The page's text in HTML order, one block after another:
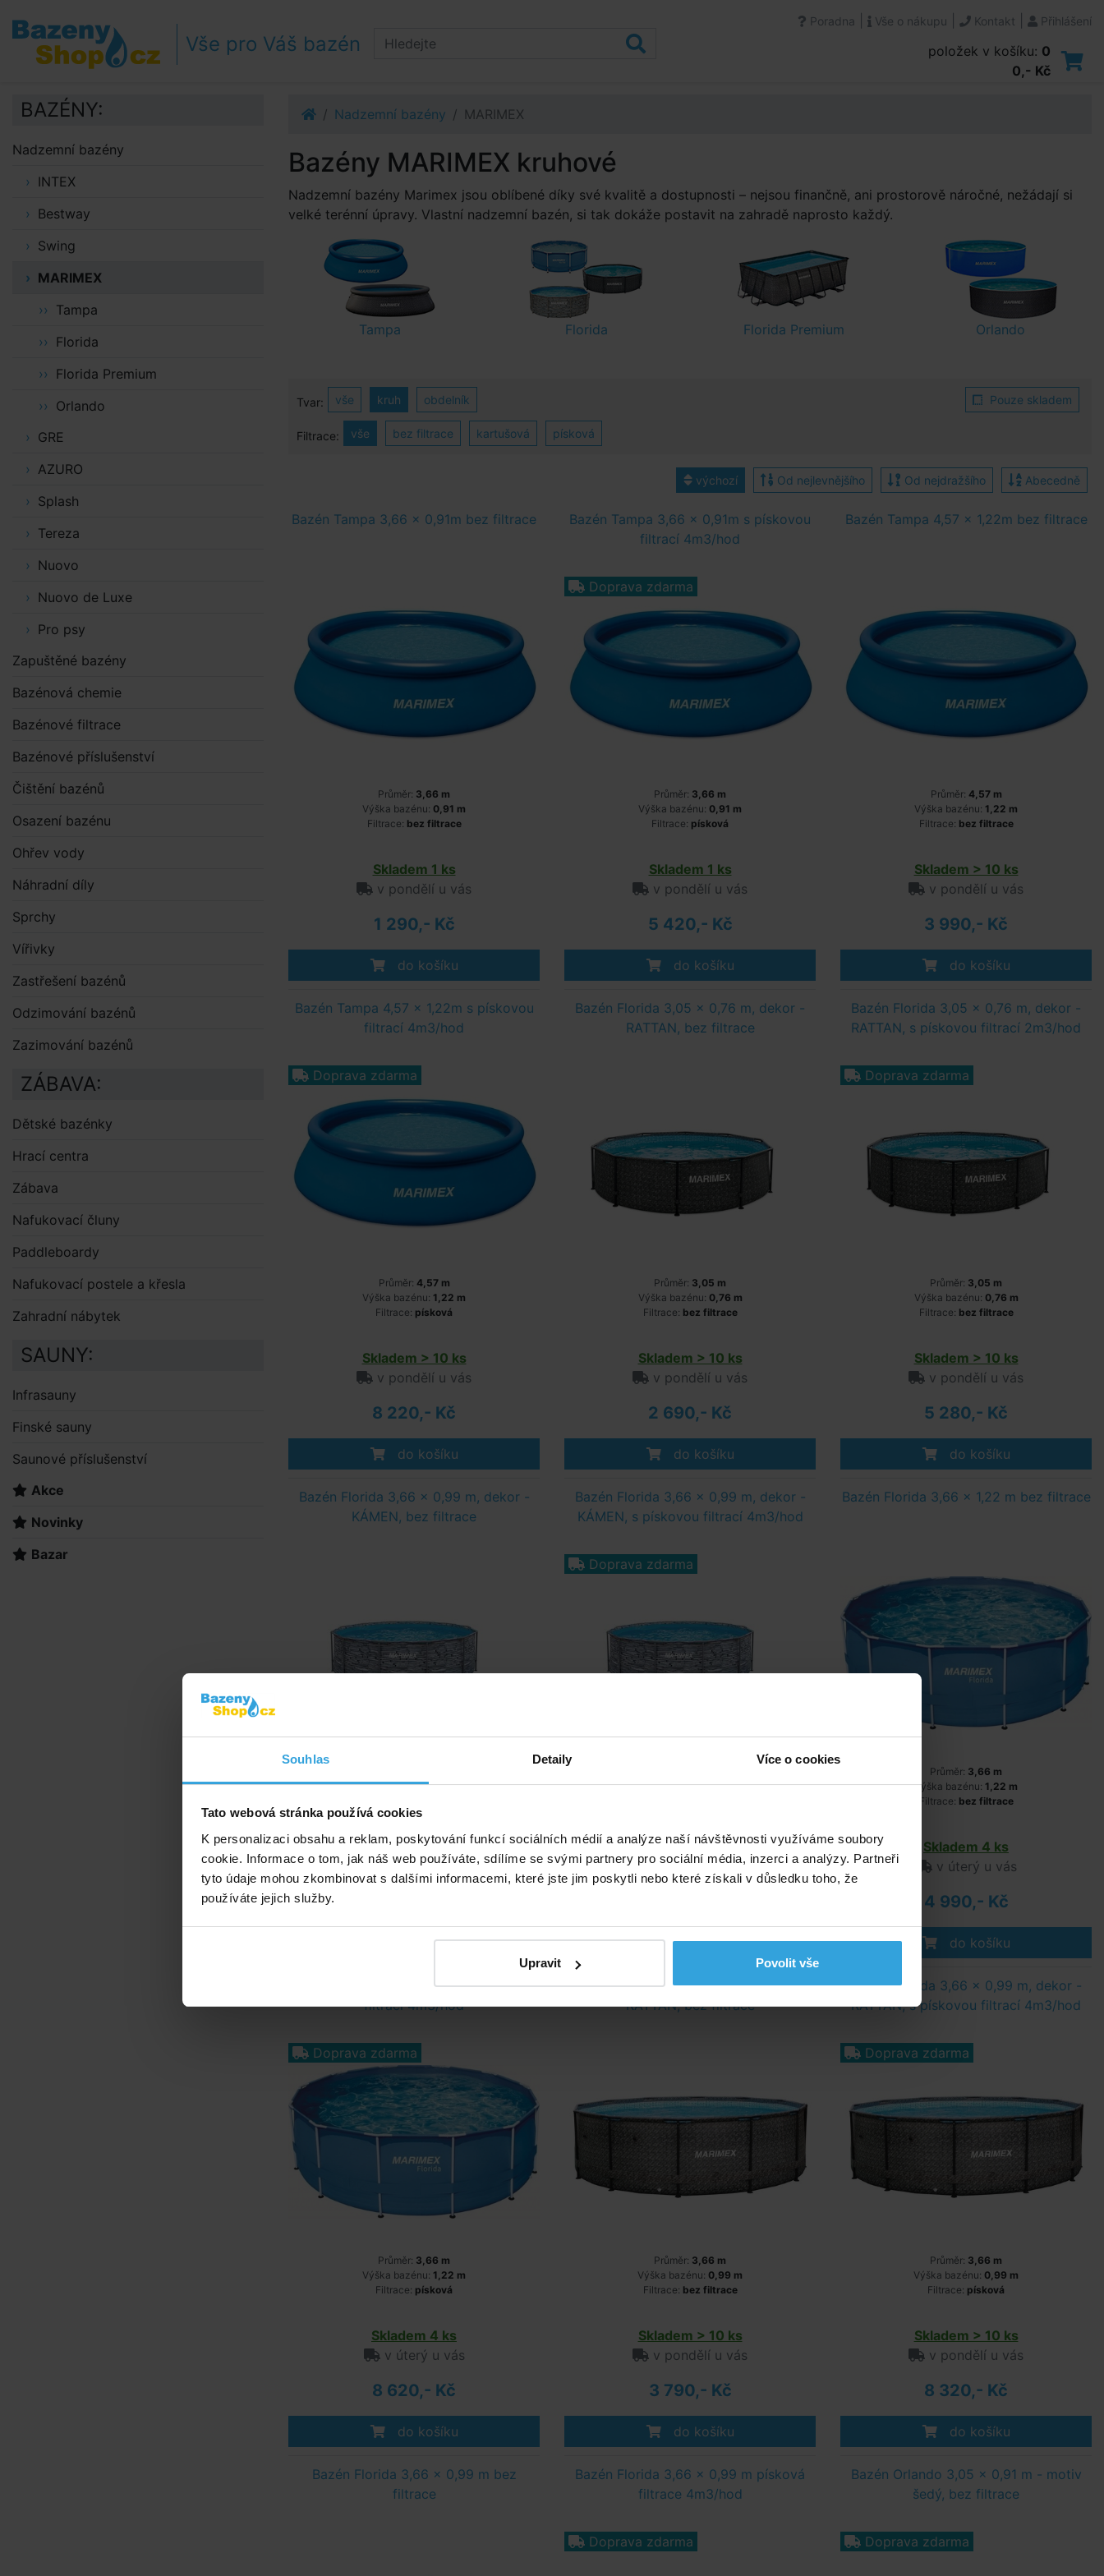
Souhlas Detaily Více o cookies
Tato webová stránka používá cookies
K personalizaci obsahu a reklam, poskytování funkcí sociálních médií a analýze naší návštěvnosti využíváme soubory
cookie. Informace o tom, jak náš web používáte, sdílíme se svými partnery pro sociální média, inzerci a analýzy. Partneři
tyto údaje mohou zkombinovat s dalšími informacemi, které jste jim poskytli nebo které získali v důsledku toho, že
používáte jejich služby.
Upravit Povolit vše
Přejít na obsah
Přejít k postrannímu sloupci
Klávesové zkratky
Vše pro Váš bazén
Poradna Vše o nákupu Kontakt Přihlášení
položek v košíku: 0
0,- Kč
Nadzemní bazény MARIMEX
Bazény MARIMEX kruhové
Nadzemní bazény Marimex jsou oblíbené díky své kvalitě a dostupnosti – nejsou finančně, ani prostorově náročné, nežádají si
velké terénní úpravy. Vlastní nadzemní bazén, si tak dokáže postavit na zahradě naprosto každý.
Tampa Florida Florida Premium Orlando
Tvar: vše kruh obdelník Pouze skladem
Filtrace: vše bez filtrace kartušová písková
výchozí Od nejlevnějšího Od nejdražšího Abecedně
Bazén Tampa 3,66 x 0,91m bez filtrace
Průměr: 3,66 m
Výška bazénu: 0,91 m
Filtrace: bez filtrace
Skladem 1 ks
v pondělí u vás
1 290,- Kč
do košíku
Bazén Tampa 3,66 x 0,91m s pískovou
filtrací 4m3/hod
Doprava zdarma
Průměr: 3,66 m
Výška bazénu: 0,91 m
Filtrace: písková
Skladem 1 ks
v pondělí u vás
5 420,- Kč
do košíku
Bazén Tampa 4,57 x 1,22m bez filtrace
Průměr: 4,57 m
Výška bazénu: 1,22 m
Filtrace: bez filtrace
Skladem > 10 ks
v pondělí u vás
3 990,- Kč
do košíku
Bazén Tampa 4,57 x 1,22m s pískovou
filtrací 4m3/hod
Doprava zdarma
Průměr: 4,57 m
Výška bazénu: 1,22 m
Filtrace: písková
Skladem > 10 ks
v pondělí u vás
8 220,- Kč
do košíku
Bazén Florida 3,05 x 0,76 m, dekor -
RATTAN, bez filtrace
Průměr: 3,05 m
Výška bazénu: 0,76 m
Filtrace: bez filtrace
Skladem > 10 ks
v pondělí u vás
2 690,- Kč
do košíku
Bazén Florida 3,05 x 0,76 m, dekor -
RATTAN, s pískovou filtrací 2m3/hod
Doprava zdarma
Průměr: 3,05 m
Výška bazénu: 0,76 m
Filtrace: bez filtrace
Skladem > 10 ks
v pondělí u vás
5 280,- Kč
do košíku
Bazén Florida 3,66 x 0,99 m, dekor -
KÁMEN, bez filtrace
Výška bazénu:0,99 m
Skladem 3 ks
v pondělí u vás
do košíku
Bazén Florida 3,66 x 0,99 m, dekor -
KÁMEN, s pískovou filtrací 4m3/hod
Doprava zdarma
Výška bazénu:0,99 m
Skladem 3 ks
v pondělí u vás
do košíku
Bazén Florida 3,66 x 1,22 m bez filtrace
Průměr: 3,66 m
Výška bazénu: 1,22 m
Filtrace: bez filtrace
Skladem 4 ks
v úterý u vás
4 990,- Kč
do košíku
Bazén Florida 3,66 x 1,22 m s pískovou
filtrací 4m3/hod
Doprava zdarma
Průměr: 3,66 m
Výška bazénu: 1,22 m
Filtrace: písková
Skladem 4 ks
v úterý u vás
8 620,- Kč
do košíku
Bazén Florida 3,66 x 0,99 m, dekor -
RATTAN, bez filtrace
Průměr: 3,66 m
Výška bazénu: 0,99 m
Filtrace: bez filtrace
Skladem > 10 ks
v pondělí u vás
3 790,- Kč
do košíku
Bazén Florida 3,66 x 0,99 m, dekor -
RATTAN, s pískovou filtrací 4m3/hod
Doprava zdarma
Průměr: 3,66 m
Výška bazénu: 0,99 m
Filtrace: písková
Skladem > 10 ks
v pondělí u vás
8 320,- Kč
do košíku
Bazén Florida 3,66 x 0,99 m bez
filtrace
Bazén Florida 3,66 x 0,99 m písková
filtrace 4m3/hod
Doprava zdarma
Bazén Orlando 3,05 x 0,91 m - motiv
šedý, bez filtrace
Doprava zdarma
BAZÉNY:
Nadzemní bazény
INTEX
Bestway
Swing
MARIMEX
Tampa
Florida
Florida Premium
Orlando
GRE
AZURO
Splash
Tereza
Nuovo
Nuovo de Luxe
Pro psy
Zapuštěné bazény
Bazénová chemie
Bazénové filtrace
Bazénové příslušenství
Čištění bazénů
Osazení bazénu
Ohřev vody
Náhradní díly
Sprchy
Vířivky
Zastřešení bazénů
Odzimování bazénů
Zazimování bazénů
ZÁBAVA:
Dětské bazénky
Hrací centra
Zábava
Nafukovací čluny
Paddleboardy
Nafukovací postele a křesla
Zahradní nábytek
SAUNY:
Infrasauny
Finské sauny
Saunové příslušenství
Akce
Novinky
Bazar